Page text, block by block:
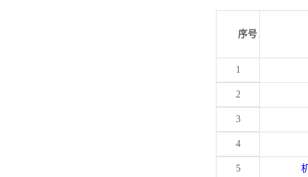
序号
1
2
3
4
5